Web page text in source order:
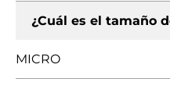
¿Cuál es el tamaño
MICRO